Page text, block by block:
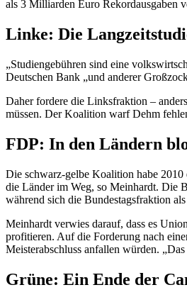
als 3 Milliarden Euro Rekordausgaben
Linke: Die
„Studiengebühren sind eine
Deutschen Bank „und anderer
Daher fordere die Linksfraktion –
müssen. Der Koalition warf Dehm
FDP: In den Ländern
Die schwarz-gelbe Koalition habe
die Länder im Weg, so Meinhardt. Die
während sich die Bundestagsfraktion
Meinhardt verwies darauf, dass es
profitieren. Auf die Forderung nach
Meisterabschluss anfallen würden.
Grüne: Ein Ende der